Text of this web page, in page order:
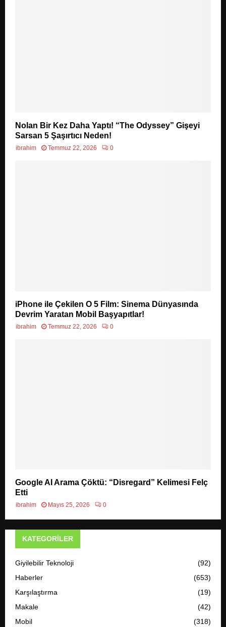
Nolan Bir Kez Daha Yaptı! “The Odyssey” Gişeyi
Sarsan 5 Şaşırtıcı Neden!
ibrahim Temmuz 22, 2026 0
iPhone ile Çekilen O 5 Film: Sinema Dünyasında
Devrim Yaratan Mobil Başyapıtlar!
ibrahim Temmuz 22, 2026 0
Google AI Arama Çöktü: “Disregard” Kelimesi Felç
Etti
ibrahim Mayıs 25, 2026 0
KATEGORILER
Giyilebilir Teknoloji
(92)
Haberler
(653)
Karşılaştırma
(19)
Makale
(42)
Mobil
(318)